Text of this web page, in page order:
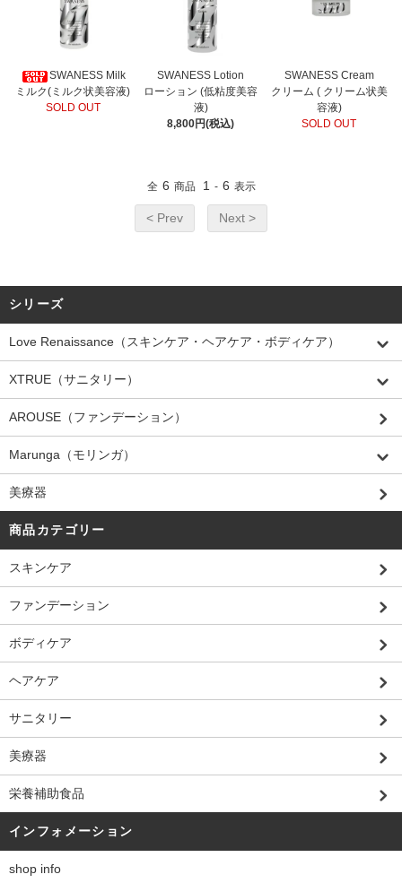
SWANESS Milk
ミルク(ミルク状美容液)
SOLD OUT
SWANESS Lotion
ローション (低粘度美容
液)
8,800円(税込)
SWANESS Cream
クリーム ( クリーム状美
容液)
SOLD OUT
全 6 商品 1 - 6 表示
< Prev Next >
シリーズ
Love Renaissance（スキンケア・ヘアケア・ボディケア）
XTRUE（サニタリー）
AROUSE（ファンデーション）
Marunga（モリンガ）
美療器
商品カテゴリー
スキンケア
ファンデーション
ボディケア
ヘアケア
サニタリー
美療器
栄養補助食品
インフォメーション
shop info